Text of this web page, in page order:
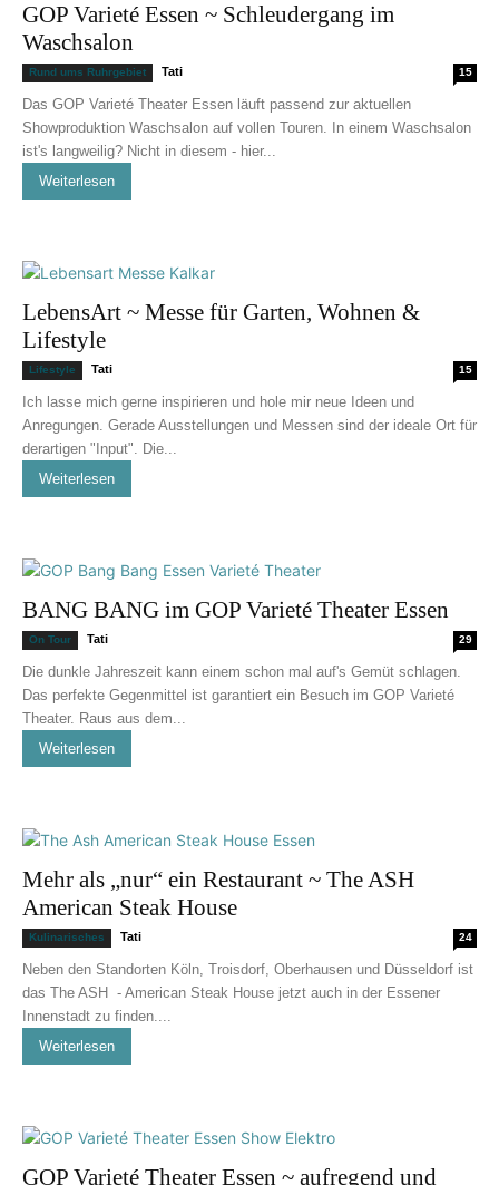
GOP Varieté Essen ~ Schleudergang im
Waschsalon
Rund ums Ruhrgebiet Tati 15
Das GOP Varieté Theater Essen läuft passend zur aktuellen
Showproduktion Waschsalon auf vollen Touren. In einem Waschsalon
ist's langweilig? Nicht in diesem - hier...
Weiterlesen
LebensArt ~ Messe für Garten, Wohnen &
Lifestyle
Lifestyle Tati 15
Ich lasse mich gerne inspirieren und hole mir neue Ideen und
Anregungen. Gerade Ausstellungen und Messen sind der ideale Ort für
derartigen "Input". Die...
Weiterlesen
BANG BANG im GOP Varieté Theater Essen
On Tour Tati 29
Die dunkle Jahreszeit kann einem schon mal auf's Gemüt schlagen.
Das perfekte Gegenmittel ist garantiert ein Besuch im GOP Varieté
Theater. Raus aus dem...
Weiterlesen
Mehr als „nur“ ein Restaurant ~ The ASH
American Steak House
Kulinarisches Tati 24
Neben den Standorten Köln, Troisdorf, Oberhausen und Düsseldorf ist
das The ASH - American Steak House jetzt auch in der Essener
Innenstadt zu finden....
Weiterlesen
GOP Varieté Theater Essen ~ aufregend und